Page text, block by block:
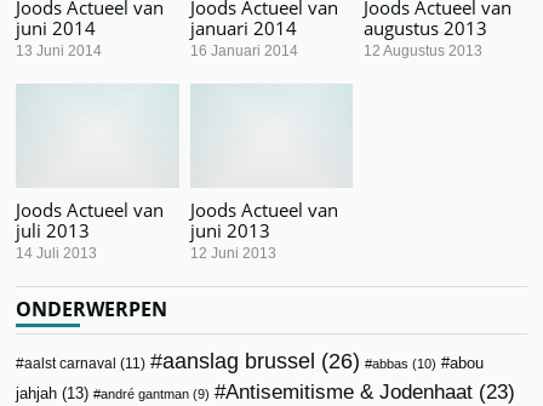
Joods Actueel van
juni 2014
13 Juni 2014
Joods Actueel van
januari 2014
16 Januari 2014
Joods Actueel van
augustus 2013
12 Augustus 2013
Joods Actueel van
juli 2013
14 Juli 2013
Joods Actueel van
juni 2013
12 Juni 2013
ONDERWERPEN
aalst carnaval (11) aanslag brussel (26) abbas (10)
abou
jahjah (13) andré gantman (9) Antisemitisme & Jodenhaat (23)